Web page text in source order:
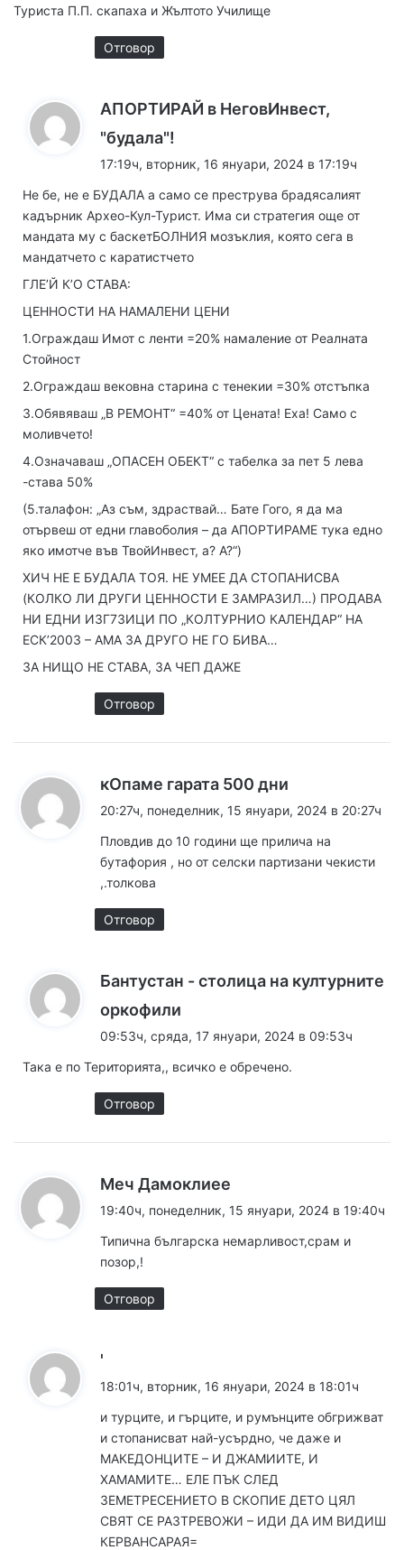
Туриста П.П. скапаха и Жълтото Училище
Отговор
АПОРТИРАЙ в НеговИнвест,
"будала"!
а
:
17:19ч, вторник, 16 януари, 2024 в 17:19ч
Не бе, не е БУДАЛА а само се преструва брадясалият
кадърник Архео-Кул-Турист. Има си стратегия още от
мандата му с баскетБОЛНИЯ мозъклия, която сега в
мандатчето с каратистчето
ГЛЕ’Й К’О СТАВА:
ЦЕННОСТИ НА НАМАЛЕНИ ЦЕНИ
1.Ограждаш Имот с ленти =20% намаление от Реалната
Стойност
2.Ограждаш вековна старина с тенекии =30% отстъпка
3.Обявяваш „В РЕМОНТ“ =40% от Цената! Еха! Само с
моливчето!
4.Означаваш „ОПАСЕН ОБЕКТ“ с табелка за пет 5 лева
-става 50%
(5.талафон: „Аз съм, здраствай… Бате Гого, я да ма
отървеш от едни главоболия – да АПОРТИРАМЕ тука едно
яко имотче във ТвойИнвест, а? А?“)
ХИЧ НЕ Е БУДАЛА ТОЯ. НЕ УМЕЕ ДА СТОПАНИСВА
(КОЛКО ЛИ ДРУГИ ЦЕННОСТИ Е ЗАМРАЗИЛ…) ПРОДАВА
НИ ЕДНИ ИЗГ7ЗИЦИ ПО „КОЛТУРНИО КАЛЕНДАР“ НА
ЕСК’2003 – АМА ЗА ДРУГО НЕ ГО БИВА…
ЗА НИЩО НЕ СТАВА, ЗА ЧЕП ДАЖЕ
Отговор
кОпаме гарата 500 дни
а
:
20:27ч, понеделник, 15 януари, 2024 в 20:27ч
Пловдив до 10 години ще прилича на
бутафория , но от селски партизани чекисти
,.толкова
Отговор
Бантустан - столица на културните
оркофили
а
09:53ч, сряда, 17 януари, 2024 в 09:53ч
Така е по Територията,, всичко е обречено.
Отговор
Меч Дамоклиее
а
а
19:40ч, понеделник, 15 януари, 2024 в 19:40ч
Типична българска немарливост,срам и
позор,!
Отговор
'
а
а
:
18:01ч, вторник, 16 януари, 2024 в 18:01ч
и турците, и гърците, и румънците обгрижват
и стопанисват най-усърдно, че даже и
МАКЕДОНЦИТЕ – И ДЖАМИИТЕ, И
ХАМАМИТЕ… ЕЛЕ ПЪК СЛЕД
ЗЕМЕТРЕСЕНИЕТО В СКОПИЕ ДЕТО ЦЯЛ
СВЯТ СЕ РАЗТРЕВОЖИ – ИДИ ДА ИМ ВИДИШ
КЕРВАНСАРАЯ=